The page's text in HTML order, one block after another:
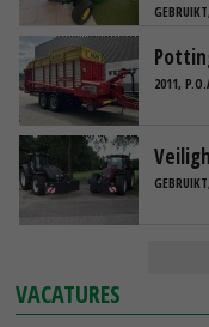
2011,
VACATURES